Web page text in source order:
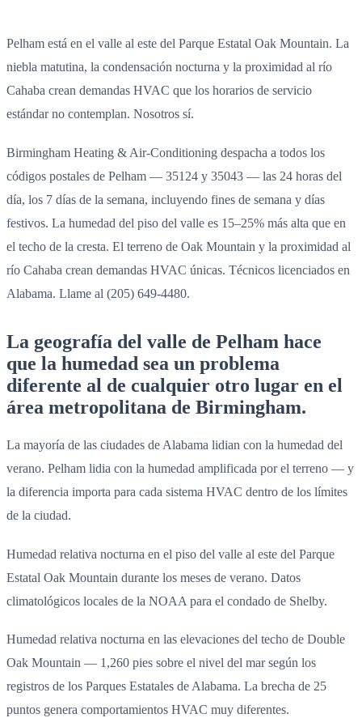
Pelham está en el valle al este del Parque Estatal Oak Mountain. La
niebla matutina, la condensación nocturna y la proximidad al río
Cahaba crean demandas HVAC que los horarios de servicio
estándar no contemplan. Nosotros sí.
Birmingham Heating & Air-Conditioning despacha a todos los
códigos postales de Pelham — 35124 y 35043 — las 24 horas del
día, los 7 días de la semana, incluyendo fines de semana y días
festivos. La humedad del piso del valle es 15–25% más alta que en
el techo de la cresta. El terreno de Oak Mountain y la proximidad al
río Cahaba crean demandas HVAC únicas. Técnicos licenciados en
Alabama. Llame al (205) 649-4480.
La geografía del valle de Pelham hace
que la humedad sea un problema
diferente al de cualquier otro lugar en el
área metropolitana de Birmingham.
La mayoría de las ciudades de Alabama lidian con la humedad del
verano. Pelham lidia con la humedad amplificada por el terreno — y
la diferencia importa para cada sistema HVAC dentro de los límites
de la ciudad.
Humedad relativa nocturna en el piso del valle al este del Parque
Estatal Oak Mountain durante los meses de verano. Datos
climatológicos locales de la NOAA para el condado de Shelby.
Humedad relativa nocturna en las elevaciones del techo de Double
Oak Mountain — 1,260 pies sobre el nivel del mar según los
registros de los Parques Estatales de Alabama. La brecha de 25
puntos genera comportamientos HVAC muy diferentes.